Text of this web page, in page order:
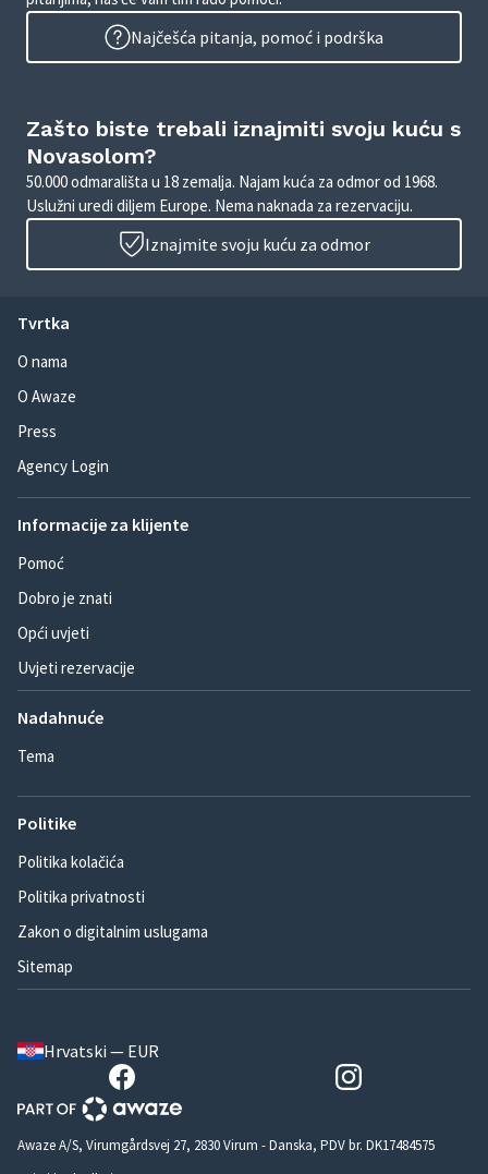
Najčešća pitanja, pomoć i podrška
Zašto biste trebali iznajmiti svoju kuću s
Novasolom?
50.000 odmarališta u 18 zemalja. Najam kuća za odmor od 1968.
Uslužni uredi diljem Europe. Nema naknada za rezervaciju.
Iznajmite svoju kuću za odmor
Tvrtka
O nama
O Awaze
Press
Agency Login
Informacije za klijente
Pomoć
Dobro je znati
Opći uvjeti
Uvjeti rezervacije
Nadahnuće
Tema
Politike
Politika kolačića
Politika privatnosti
Zakon o digitalnim uslugama
Sitemap
Hrvatski — EUR
Awaze A/S, Virumgårdsvej 27, 2830 Virum - Danska, PDV br. DK17484575